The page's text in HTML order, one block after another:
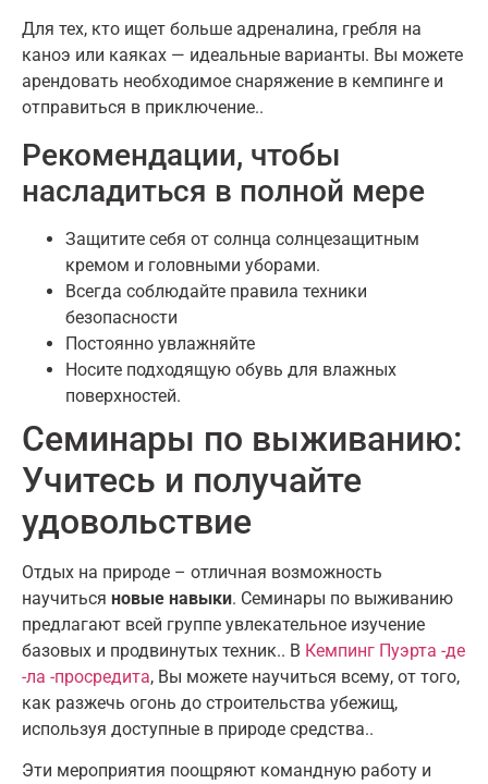
Для тех, кто ищет больше адреналина, гребля на
каноэ или каяках — идеальные варианты. Вы можете
арендовать необходимое снаряжение в кемпинге и
отправиться в приключение..
Рекомендации, чтобы
насладиться в полной мере
Защитите себя от солнца солнцезащитным
кремом и головными уборами.
Всегда соблюдайте правила техники
безопасности
Постоянно увлажняйте
Носите подходящую обувь для влажных
поверхностей.
Семинары по выживанию:
Учитесь и получайте
удовольствие
Отдых на природе – отличная возможность
научиться новые навыки. Семинары по выживанию
предлагают всей группе увлекательное изучение
базовых и продвинутых техник.. В Кемпинг Пуэрта -де
-ла -просредита, Вы можете научиться всему, от того,
как разжечь огонь до строительства убежищ,
используя доступные в природе средства..
Эти мероприятия поощряют командную работу и